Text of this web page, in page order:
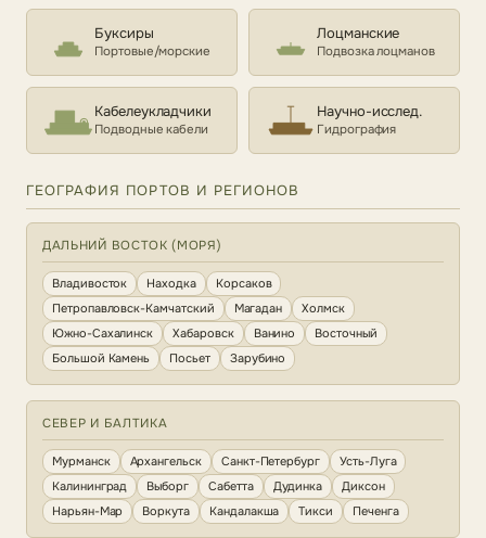
Буксиры
Портовые/морские
Лоцманские
Подвозка лоцманов
Кабелеукладчики
Подводные кабели
Научно-исслед.
Гидрография
ГЕОГРАФИЯ ПОРТОВ И РЕГИОНОВ
ДАЛЬНИЙ ВОСТОК (МОРЯ)
Владивосток Находка
Корсаков
Петропавловск-Камчатский
Магадан
Холмск
Южно-Сахалинск
Хабаровск Ванино
Восточный
Большой Камень
Посьет Зарубино
СЕВЕР И БАЛТИКА
Мурманск Архангельск Санкт-Петербург
Усть-Луга
Калининград
Выборг Сабетта Дудинка
Диксон
Нарьян-Мар
Воркута Кандалакша Тикси Печенга